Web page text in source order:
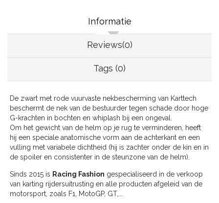
Informatie
Reviews(0)
Tags (0)
De zwart met rode vuurvaste nekbescherming van Karttech
beschermt de nek van de bestuurder tegen schade door hoge
G-krachten in bochten en whiplash bij een ongeval.
Om het gewicht van de helm op je rug te verminderen, heeft
hij een speciale anatomische vorm aan de achterkant en een
vulling met variabele dichtheid (hij is zachter onder de kin en in
de spoiler en consistenter in de steunzone van de helm).
Sinds 2015 is Racing Fashion gespecialiseerd in de verkoop
van karting rijdersuitrusting en alle producten afgeleid van de
motorsport, zoals F1, MotoGP, GT,...